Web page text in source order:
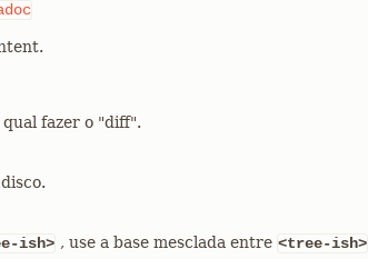
fazer o "diff".
ish> , use a base mesclada entre <tree-ish>